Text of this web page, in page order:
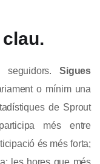
seguidors.Sigues
o mínim una
de Sprout
més entre
és més forta;